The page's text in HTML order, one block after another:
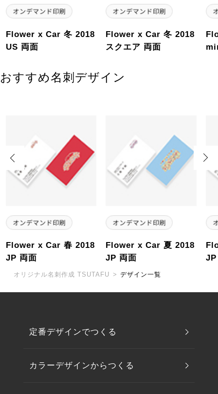
Flower x Car 冬 2018
US 両面
Flower x Car 冬 2018
スクエア 両面
おすすめ名刺デザイン
Flower x Car 春 2018
JP 両面
Flower x Car 夏 2018
JP 両面
JP
Previous Next
オリジナル名刺作成 TSUTAFU > デザイン一覧
定番デザインでつくる
カラーデザインからつくる